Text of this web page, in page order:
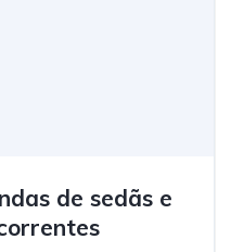
de sedãs e